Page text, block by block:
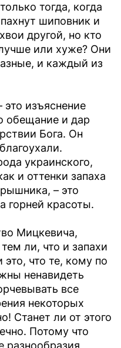
тогда, когда
шиповник и
другой, но кто
или хуже? Они
и каждый из
это изъяснение
обещание и дар
Бога. Он
украинского,
и оттенки запаха
– это
горней красоты.
Мицкевича,
ли, что и запахи
это, что те, кому по
ненавидеть
все
некоторых
Станет ли от этого
Потому что
разнообразия